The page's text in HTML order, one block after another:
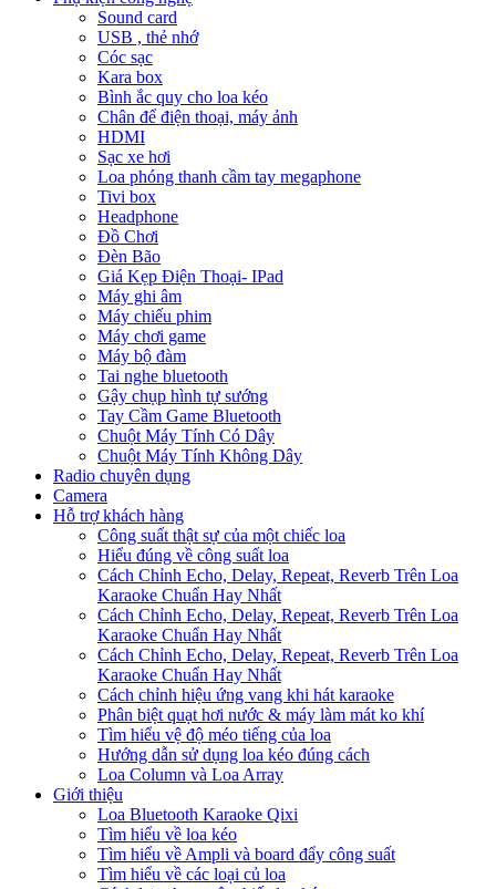
Sound card
USB , thẻ nhớ
Cóc sạc
Kara box
Bình ắc quy cho loa kéo
Chân để điện thoại, máy ảnh
HDMI
Sạc xe hơi
Loa phóng thanh cầm tay megaphone
Tivi box
Headphone
Đồ Chơi
Đèn Bão
Giá Kẹp Điện Thoại- IPad
Máy ghi âm
Máy chiếu phim
Máy chơi game
Máy bộ đàm
Tai nghe bluetooth
Gậy chụp hình tự sướng
Tay Cầm Game Bluetooth
Chuột Máy Tính Có Dây
Chuột Máy Tính Không Dây
Radio chuyên dụng
Camera
Hỗ trợ khách hàng
Công suất thật sự của một chiếc loa
Hiểu đúng về công suất loa
Cách Chỉnh Echo, Delay, Repeat, Reverb Trên Loa
Karaoke Chuẩn Hay Nhất
Cách Chỉnh Echo, Delay, Repeat, Reverb Trên Loa
Karaoke Chuẩn Hay Nhất
Cách Chỉnh Echo, Delay, Repeat, Reverb Trên Loa
Karaoke Chuẩn Hay Nhất
Cách chỉnh hiệu ứng vang khi hát karaoke
Phân biệt quạt hơi nước & máy làm mát ko khí
Tìm hiểu vệ độ méo tiếng của loa
Hướng dẫn sử dụng loa kéo đúng cách
Loa Column và Loa Array
Giới thiệu
Loa Bluetooth Karaoke Qixi
Tìm hiểu về loa kéo
Tìm hiểu về Ampli và board đẩy công suất
Tìm hiểu về các loại củ loa